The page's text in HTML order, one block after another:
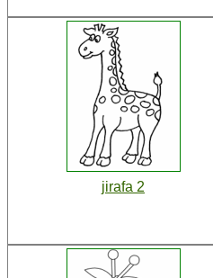
jirafa 2